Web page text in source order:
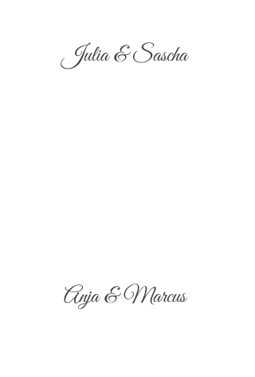
Julia & Sascha
Anja & Marcus